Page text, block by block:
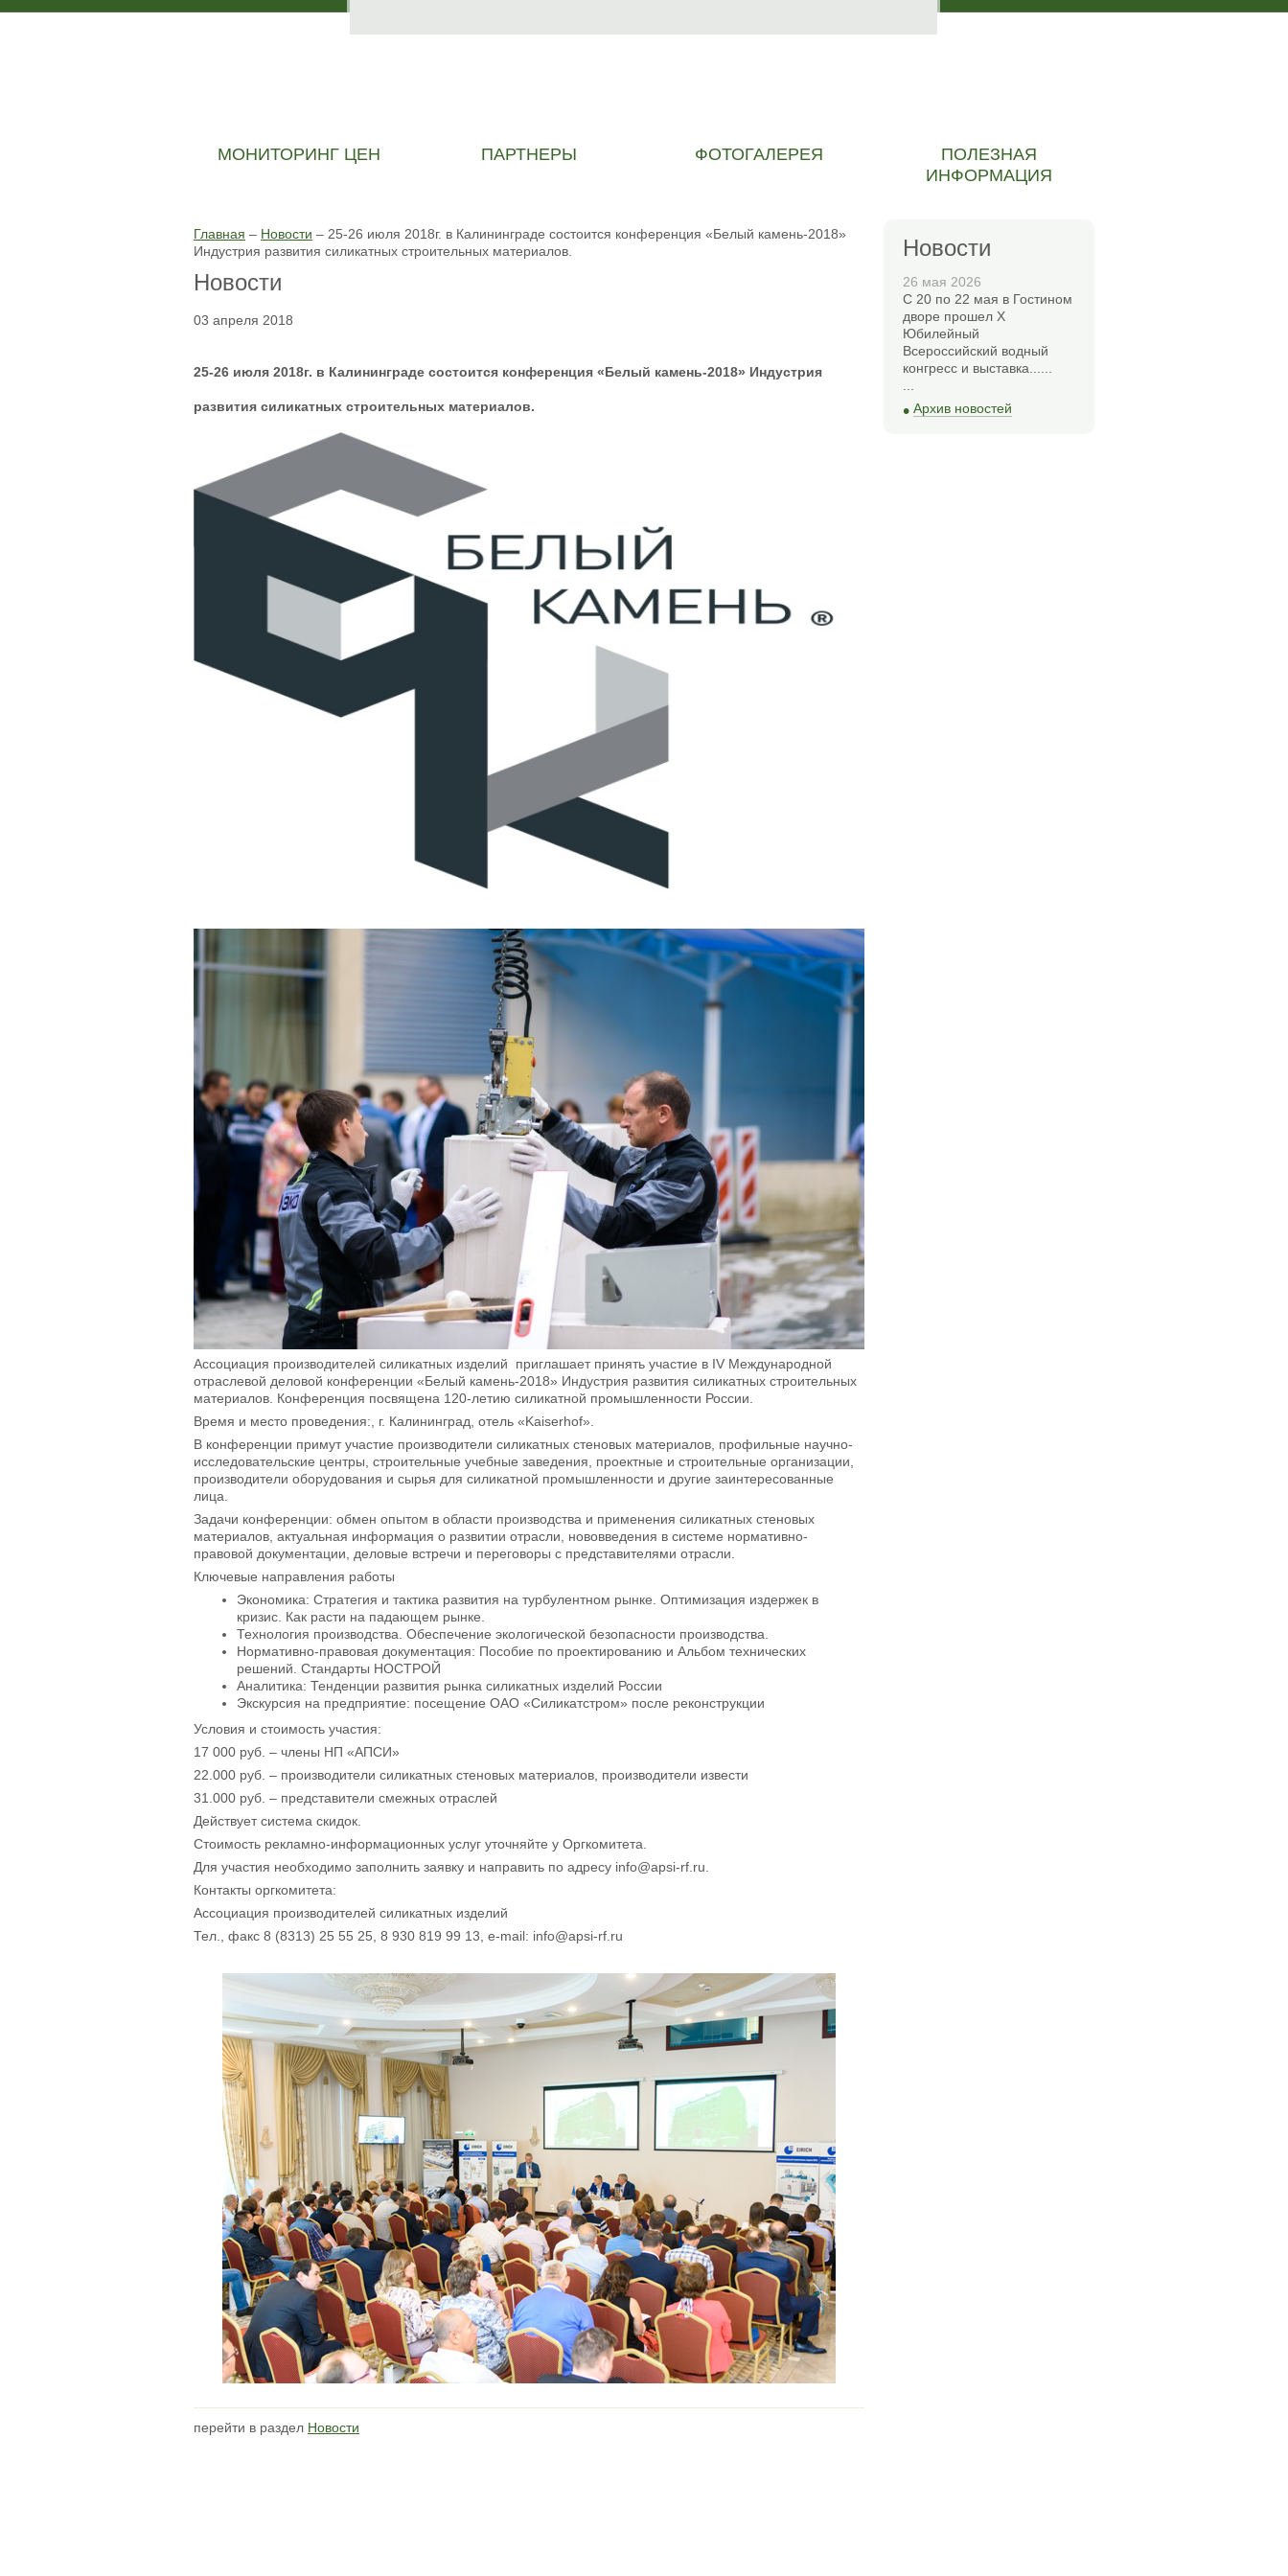
МОНИТОРИНГ ЦЕН ПАРТНЕРЫ ФОТОГАЛЕРЕЯ
ПОЛЕЗНАЯ
ИНФОРМАЦИЯ
Главная – Новости – 25-26 июля 2018г. в Калининграде состоится конференция «Белый камень-2018»
Индустрия развития силикатных строительных материалов.
Новости
03 апреля 2018
25-26 июля 2018г. в Калининграде состоится конференция «Белый камень-2018» Индустрия
развития силикатных строительных материалов.
Ассоциация производителей силикатных изделий приглашает принять участие в IV Международной
отраслевой деловой конференции «Белый камень-2018» Индустрия развития силикатных строительных
материалов. Конференция посвящена 120-летию силикатной промышленности России.
Время и место проведения: , г. Калининград, отель «Kaiserhof».
В конференции примут участие производители силикатных стеновых материалов, профильные научно-
исследовательские центры, строительные учебные заведения, проектные и строительные организации,
производители оборудования и сырья для силикатной промышленности и другие заинтересованные
лица.
Задачи конференции: обмен опытом в области производства и применения силикатных стеновых
материалов, актуальная информация о развитии отрасли, нововведения в системе нормативно-
правовой документации, деловые встречи и переговоры с представителями отрасли.
Ключевые направления работы
Экономика: Стратегия и тактика развития на турбулентном рынке. Оптимизация издержек в
кризис. Как расти на падающем рынке.
Технология производства. Обеспечение экологической безопасности производства.
Нормативно-правовая документация: Пособие по проектированию и Альбом технических
решений. Стандарты НОСТРОЙ
Аналитика: Тенденции развития рынка силикатных изделий России
Экскурсия на предприятие: посещение ОАО «Силикатстром» после реконструкции
Условия и стоимость участия:
17 000 руб. – члены НП «АПСИ»
22.000 руб. – производители силикатных стеновых материалов, производители извести
31.000 руб. – представители смежных отраслей
Действует система скидок.
Стоимость рекламно-информационных услуг уточняйте у Оргкомитета.
Для участия необходимо заполнить заявку и направить по адресу info@apsi-rf.ru.
Контакты оргкомитета:
Ассоциация производителей силикатных изделий
Тел., факс 8 (8313) 25 55 25, 8 930 819 99 13, e-mail: info@apsi-rf.ru
перейти в раздел Новости
Новости
26 мая 2026
С 20 по 22 мая в Гостином
дворе прошел Х
Юбилейный
Всероссийский водный
конгресс и выставка......
•Архив новостей